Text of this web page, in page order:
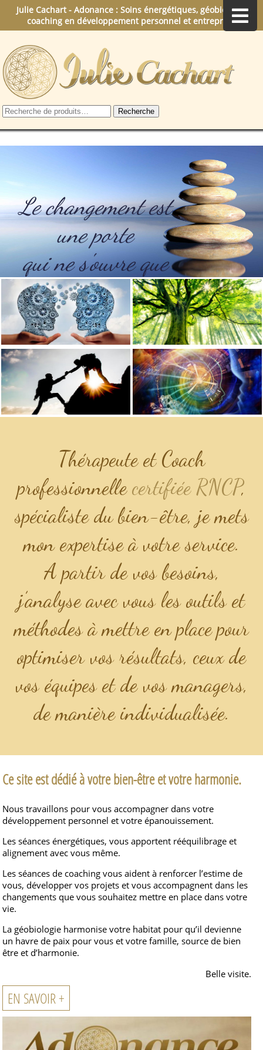
Julie Cachart - Adonance : Soins énergétiques, géobiologie,
coaching en développement personnel et entreprise.
Recherche
pour :
Recherche
Le changement est
une porte
qui ne s'ouvre que
de l'intérieur.
Thérapeute et Coach
professionnellecertifiée RNCP,
spécialiste du bien-être, je mets
mon expertise à votre service.
A partir de vos besoins,
j’analyse avec vous les outils et
méthodes à mettre en place pour
optimiser vos résultats, ceux de
vos équipes et de vos managers,
de manière individualisée.
Ce site est dédié à votre bien-être et votre harmonie.
Nous travaillons pour vous accompagner dans votre
développement personnel et votre épanouissement.
Les séances énergétiques, vous apportent rééquilibrage et
alignement avec vous même.
Les séances de coaching vous aident à renforcer l’estime de
vous, développer vos projets et vous accompagnent dans les
changements que vous souhaitez mettre en place dans votre
vie.
La géobiologie harmonise votre habitat pour qu’il devienne
un havre de paix pour vous et votre famille, source de bien
être et d’harmonie.
Belle visite.
EN SAVOIR +